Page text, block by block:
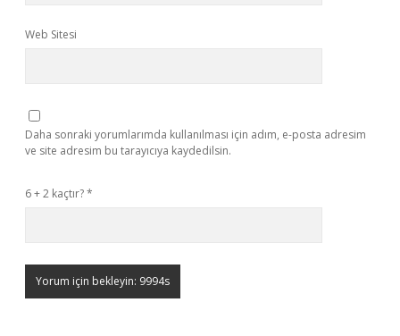
Web Sitesi
Daha sonraki yorumlarımda kullanılması için adım, e-posta adresim
ve site adresim bu tarayıcıya kaydedilsin.
6 + 2 kaçtır?*